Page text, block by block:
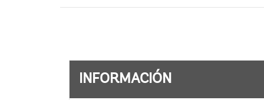
INFORMACIÓN